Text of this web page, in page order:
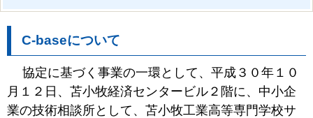
C-baseについて
協定に基づく事業の一環として、平成３０年１０
月１２日、苫小牧経済センタービル２階に、中小企
業の技術相談所として、苫小牧工業高等専門学校サ